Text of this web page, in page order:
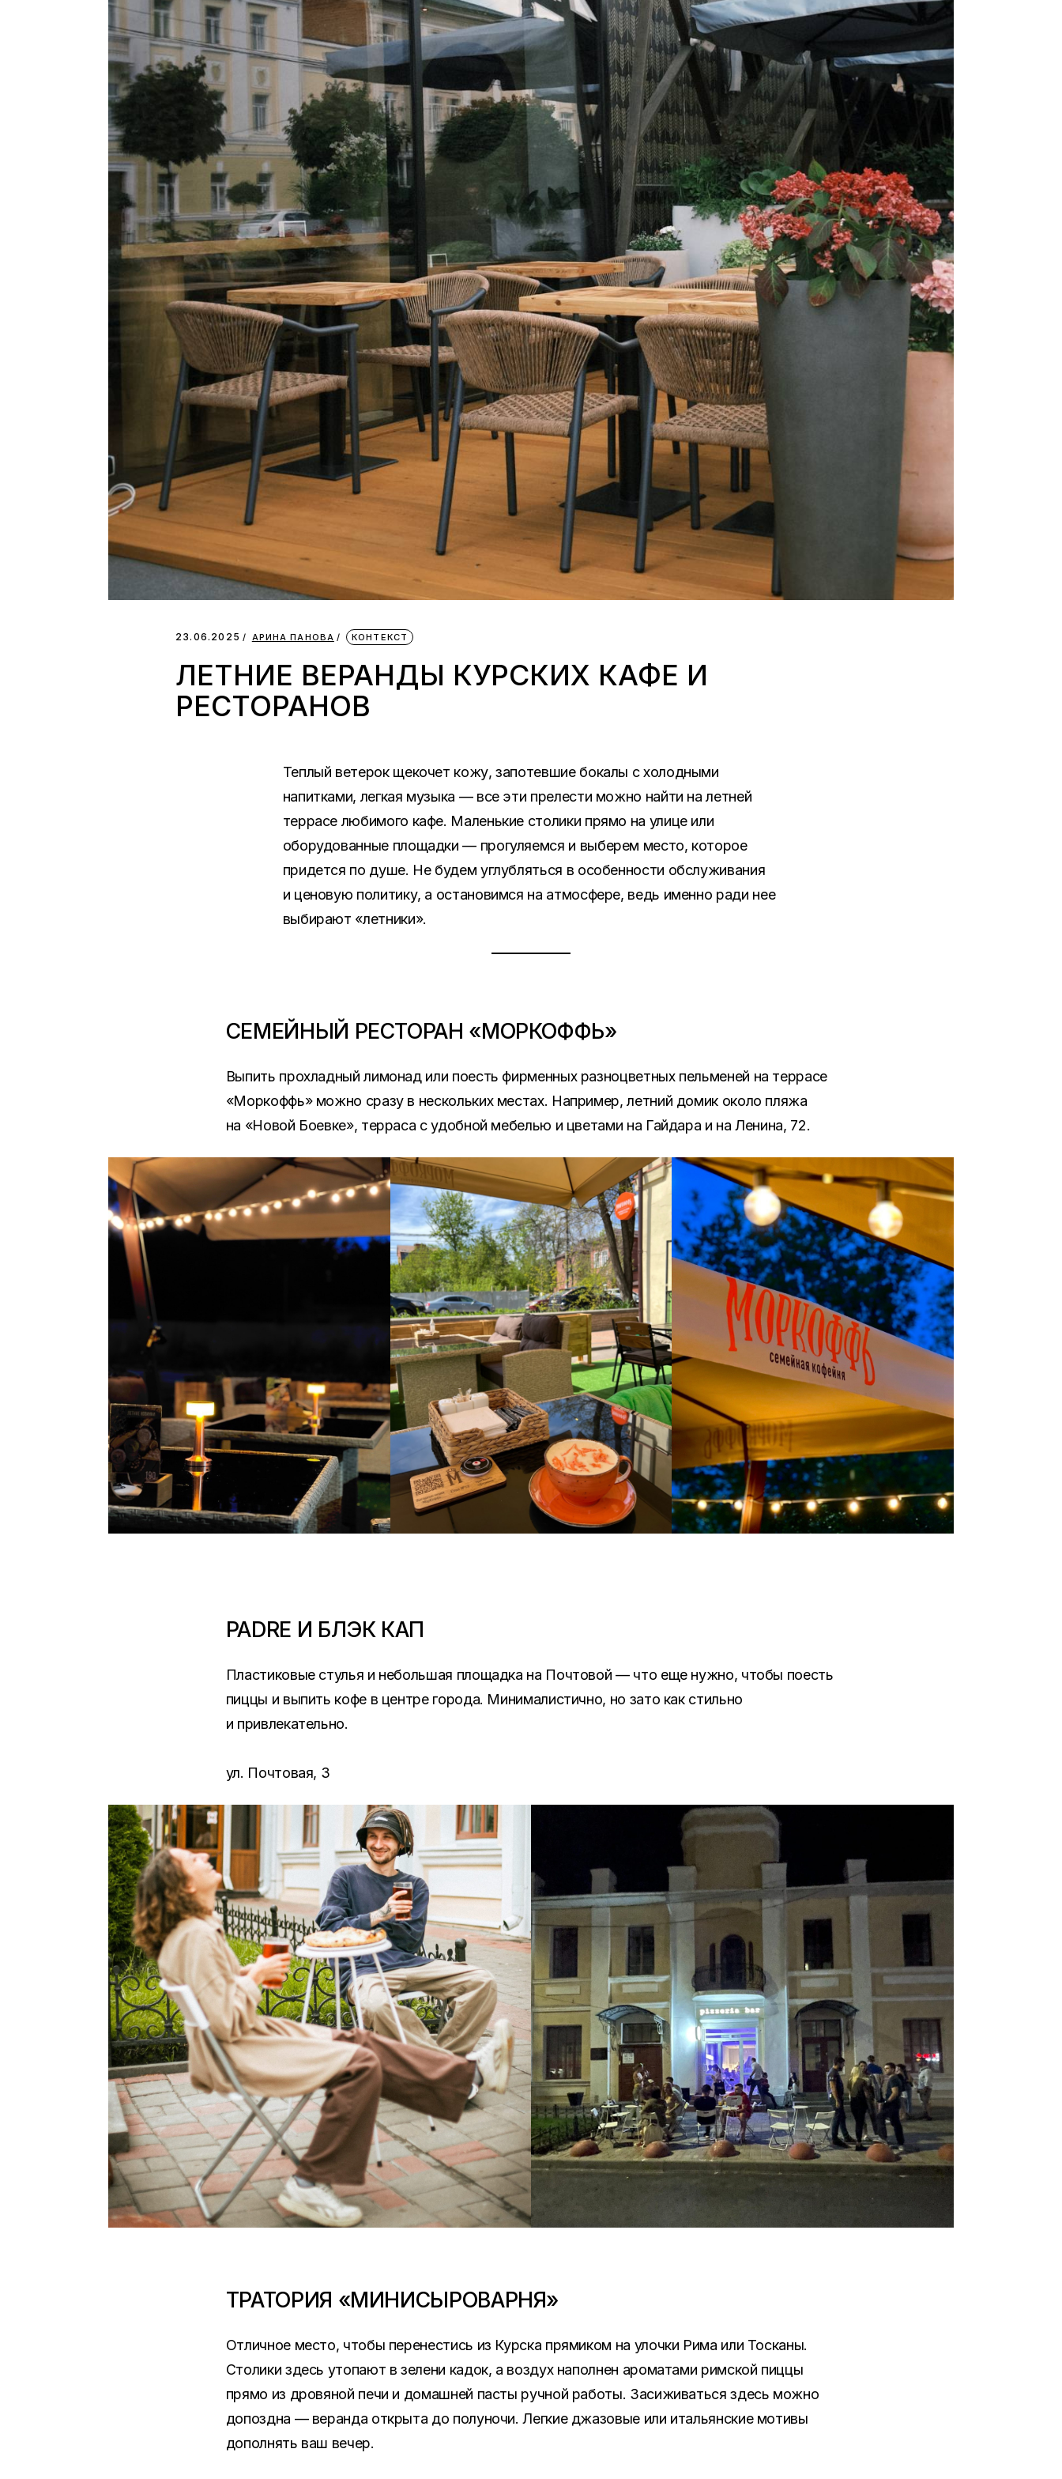
23.06.2025 АРИНА ПАНОВА КОНТЕКСТ
ЛЕТНИЕ ВЕРАНДЫ КУРСКИХ КАФЕ И
РЕСТОРАНОВ
Теплый ветерок щекочет кожу, запотевшие бокалы с холодными
напитками, легкая музыка — все эти прелести можно найти на летней
террасе любимого кафе. Маленькие столики прямо на улице или
оборудованные площадки — прогуляемся и выберем место, которое
придется по душе. Не будем углубляться в особенности обслуживания
и ценовую политику, а остановимся на атмосфере, ведь именно ради нее
выбирают «летники».
СЕМЕЙНЫЙ РЕСТОРАН «МОРКОФФЬ»
Выпить прохладный лимонад или поесть фирменных разноцветных пельменей на террасе
«Моркоффь» можно сразу в нескольких местах. Например, летний домик около пляжа
на «Новой Боевке», терраса с удобной мебелью и цветами на Гайдара и на Ленина, 72.
PADRE И БЛЭК КАП
Пластиковые стулья и небольшая площадка на Почтовой — что еще нужно, чтобы поесть
пиццы и выпить кофе в центре города. Минималистично, но зато как стильно
и привлекательно.
ул. Почтовая, 3
ТРАТОРИЯ «МИНИСЫРОВАРНЯ»
Отличное место, чтобы перенестись из Курска прямиком на улочки Рима или Тосканы.
Столики здесь утопают в зелени кадок, а воздух наполнен ароматами римской пиццы
прямо из дровяной печи и домашней пасты ручной работы. Засиживаться здесь можно
допоздна — веранда открыта до полуночи. Легкие джазовые или итальянские мотивы
дополнять ваш вечер.